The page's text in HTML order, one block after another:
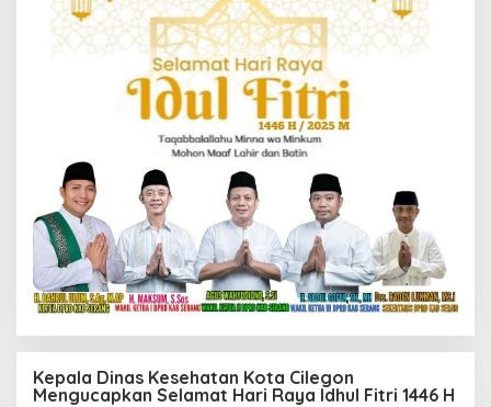
Kepala Dinas Kesehatan Kota Cilegon
Mengucapkan Selamat Hari Raya Idhul Fitri 1446 H